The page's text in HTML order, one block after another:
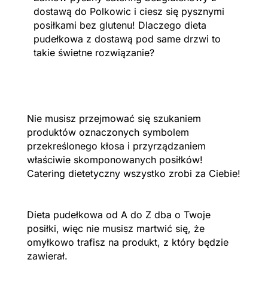
dostawą do Polkowic i ciesz się pysznymi
posiłkami bez glutenu! Dlaczego dieta
pudełkowa z dostawą pod same drzwi to
takie świetne rozwiązanie?
Nie musisz przejmować się szukaniem
produktów oznaczonych symbolem
przekreślonego kłosa i przyrządzaniem
właściwie skomponowanych posiłków!
Catering dietetyczny wszystko zrobi za Ciebie!
Dieta pudełkowa od A do Z dba o Twoje
posiłki, więc nie musisz martwić się, że
omyłkowo trafisz na produkt, z który będzie
zawierał.